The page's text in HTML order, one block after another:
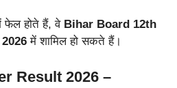
फेल होते हैं, वे Bihar Board 12th
में शामिल हो सकते हैं।
Result 2026 –